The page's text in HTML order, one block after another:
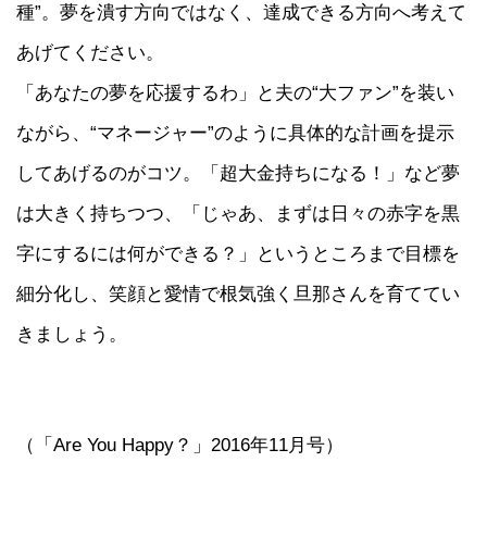
種”。夢を潰す方向ではなく、達成できる方向へ考えて
あげてください。
「あなたの夢を応援するわ」と夫の“大ファン”を装い
ながら、“マネージャー”のように具体的な計画を提示
してあげるのがコツ。「超大金持ちになる！」など夢
は大きく持ちつつ、「じゃあ、まずは日々の赤字を黒
字にするには何ができる？」というところまで目標を
細分化し、笑顔と愛情で根気強く旦那さんを育ててい
きましょう。
（「Are You Happy？」2016年11月号）